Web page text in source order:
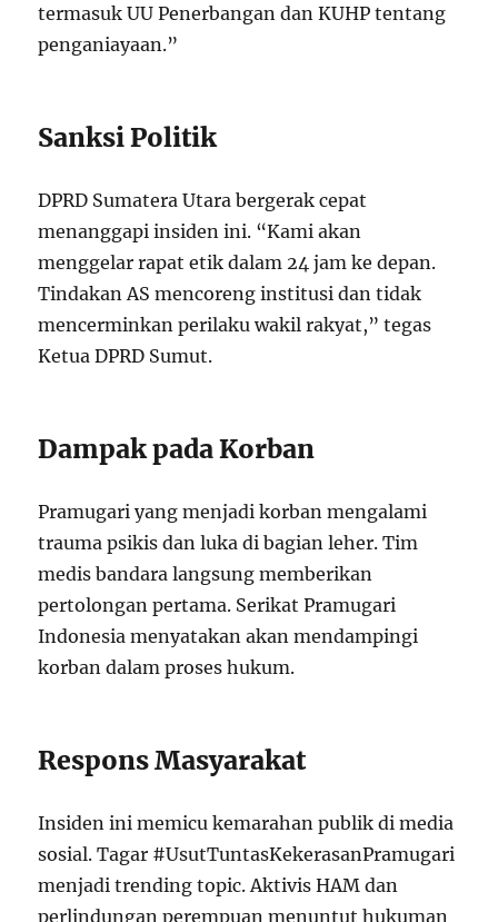
termasuk UU Penerbangan dan KUHP tentang
penganiayaan.”
Sanksi Politik
DPRD Sumatera Utara bergerak cepat
menanggapi insiden ini. “Kami akan
menggelar rapat etik dalam 24 jam ke depan.
Tindakan AS mencoreng institusi dan tidak
mencerminkan perilaku wakil rakyat,” tegas
Ketua DPRD Sumut.
Dampak pada Korban
Pramugari yang menjadi korban mengalami
trauma psikis dan luka di bagian leher. Tim
medis bandara langsung memberikan
pertolongan pertama. Serikat Pramugari
Indonesia menyatakan akan mendampingi
korban dalam proses hukum.
Respons Masyarakat
Insiden ini memicu kemarahan publik di media
sosial. Tagar #UsutTuntasKekerasanPramugari
menjadi trending topic. Aktivis HAM dan
perlindungan perempuan menuntut hukuman